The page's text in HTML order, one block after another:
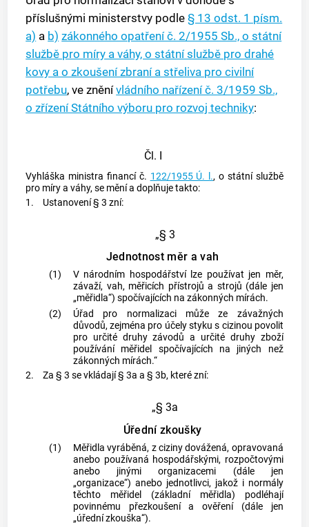
příslušnými ministerstvy podle§ 13 odst. 1 písm.
a) a b) zákonného opatření č. 2/1955 Sb., o státní
službě pro míry a váhy, o státní službě pro drahé
kovy a o zkoušení zbraní a střeliva pro civilní
potřebu, ve zněnívládního nařízení č. 3/1959 Sb.,
o zřízení Státního výboru pro rozvoj techniky:
Čl. I
Vyhláška ministra financí č. 122/1955 Ú. l., o státní službě
pro míry a váhy, se mění a doplňuje takto:
1.
Ustanovení § 3 zní:
„§ 3
Jednotnost měr a vah
(1)
V národním hospodářství lze používat jen měr,
závaží, vah, měřicích přístrojů a strojů (dále jen
„měřidla“) spočívajících na zákonných mírách.
(2)
Úřad pro normalizaci může ze závažných
důvodů, zejména pro účely styku s cizinou povolit
pro určité druhy závodů a určité druhy zboží
používání měřidel spočívajících na jiných než
zákonných mírách.“
2.
Za § 3 se vkládají § 3a a § 3b, které zní:
„§ 3a
Úřední zkoušky
(1)
Měřidla vyráběná, z ciziny dovážená, opravovaná
anebo používaná hospodářskými, rozpočtovými
anebo jinými organizacemi (dále jen
„organizace“) anebo jednotlivci, jakož i normály
těchto měřidel (základní měřidla) podléhají
povinnému přezkoušení a ověření (dále jen
„úřední zkouška“).